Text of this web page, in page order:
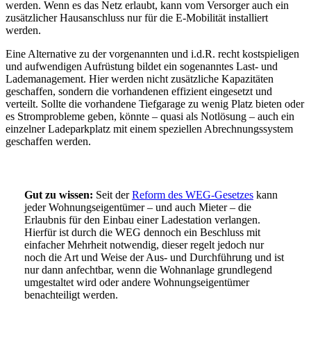
werden. Wenn es das Netz erlaubt, kann vom Versorger auch ein
zusätzlicher Hausanschluss nur für die E-Mobilität installiert
werden.
Eine Alternative zu der vorgenannten und i.d.R. recht kostspieligen
und aufwendigen Aufrüstung bildet ein sogenanntes Last- und
Lademanagement. Hier werden nicht zusätzliche Kapazitäten
geschaffen, sondern die vorhandenen effizient eingesetzt und
verteilt. Sollte die vorhandene Tiefgarage zu wenig Platz bieten oder
es Stromprobleme geben, könnte – quasi als Notlösung – auch ein
einzelner Ladeparkplatz mit einem speziellen Abrechnungssystem
geschaffen werden.
Gut zu wissen: Seit derReform des WEG-Gesetzeskann
jeder Wohnungseigentümer – und auch Mieter – die
Erlaubnis für den Einbau einer Ladestation verlangen.
Hierfür ist durch die WEG dennoch ein Beschluss mit
einfacher Mehrheit notwendig, dieser regelt jedoch nur
noch die Art und Weise der Aus- und Durchführung und ist
nur dann anfechtbar, wenn die Wohnanlage grundlegend
umgestaltet wird oder andere Wohnungseigentümer
benachteiligt werden.